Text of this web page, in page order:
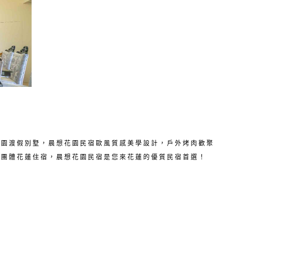
渡假別墅，晨想花園民宿歐風質感美學設計，戶外烤肉歡聚
體花蓮住宿，晨想花園民宿是您來花蓮的優質民宿首選！